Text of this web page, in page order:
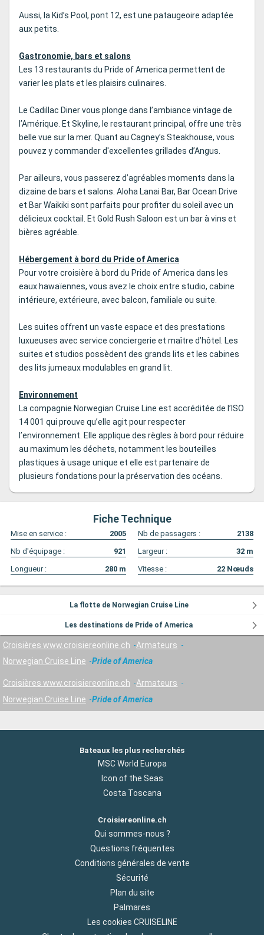
Aussi, la Kid’s Pool, pont 12, est une pataugeoire adaptée
aux petits.
Gastronomie, bars et salons
Les 13 restaurants du Pride of America permettent de
varier les plats et les plaisirs culinaires.
Le Cadillac Diner vous plonge dans l’ambiance vintage de
l’Amérique. Et Skyline, le restaurant principal, offre une très
belle vue sur la mer. Quant au Cagney’s Steakhouse, vous
pouvez y commander d'excellentes grillades d’Angus.
Par ailleurs, vous passerez d’agréables moments dans la
dizaine de bars et salons. Aloha Lanai Bar, Bar Ocean Drive
et Bar Waikiki sont parfaits pour profiter du soleil avec un
délicieux cocktail. Et Gold Rush Saloon est un bar à vins et
bières agréable.
Hébergement à bord du Pride of America
Pour votre croisière à bord du Pride of America dans les
eaux hawaïennes, vous avez le choix entre studio, cabine
intérieure, extérieure, avec balcon, familiale ou suite.
Les suites offrent un vaste espace et des prestations
luxueuses avec service conciergerie et maître d’hôtel. Les
suites et studios possèdent des grands lits et les cabines
des lits jumeaux modulables en grand lit.
Environnement
La compagnie Norwegian Cruise Line est accréditée de l’ISO
14 001 qui prouve qu’elle agit pour respecter
l’environnement. Elle applique des règles à bord pour réduire
au maximum les déchets, notamment les bouteilles
plastiques à usage unique et elle est partenaire de
plusieurs fondations pour la préservation des océans.
Fiche Technique
Mise en service : 2005 Nb de passagers :
2138
Nb d'équipage :
921 Largeur : 32 m
Longueur :
280 m Vitesse : 22 Nœuds
La flotte de Norwegian Cruise Line
Les destinations de Pride of America
Croisières www.croisiereonline.ch
Armateurs
Norwegian Cruise Line
Pride of America
Croisières www.croisiereonline.ch
Armateurs
Norwegian Cruise Line
Pride of America
Bateaux les plus recherchés
MSC World Europa
Icon of the Seas
Costa Toscana
Croisiereonline.ch
Qui sommes-nous ?
Questions fréquentes
Conditions générales de vente
Sécurité
Plan du site
Palmares
Les cookies CRUISELINE